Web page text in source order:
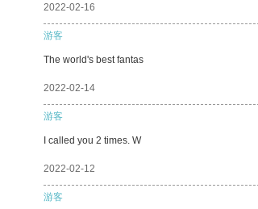
2022-02-16
游客
The world's best fantas
2022-02-14
游客
I called you 2 times. W
2022-02-12
游客